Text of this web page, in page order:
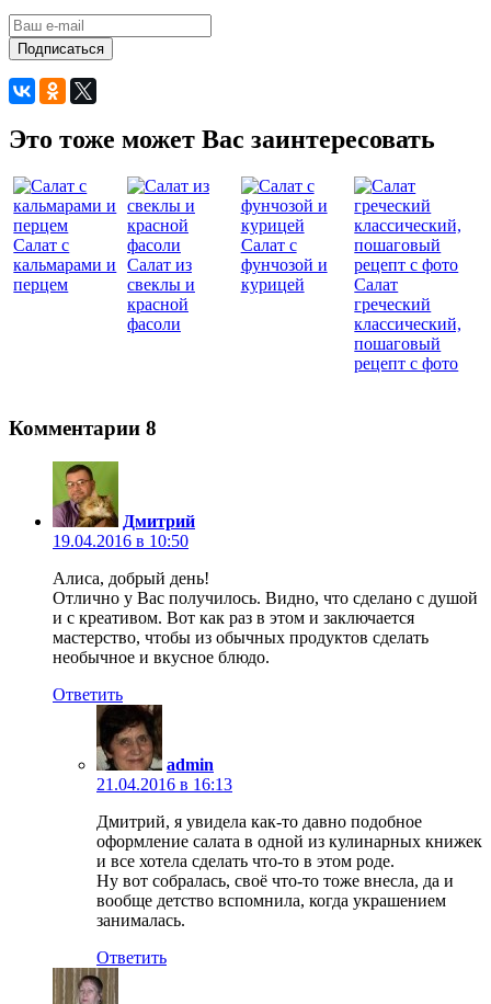
Подписаться
Это тоже может Вас заинтересовать
Салат с
кальмарами и
перцем
Салат из
свеклы и
красной
фасоли
Салат с
фунчозой и
курицей
Салат
греческий
классический,
пошаговый
рецепт с фото
Комментарии 8
Дмитрий
19.04.2016 в 10:50
Алиса, добрый день!
Отлично у Вас получилось. Видно, что сделано с душой
и с креативом. Вот как раз в этом и заключается
мастерство, чтобы из обычных продуктов сделать
необычное и вкусное блюдо.
Ответить
admin
21.04.2016 в 16:13
Дмитрий, я увидела как-то давно подобное
оформление салата в одной из кулинарных книжек
и все хотела сделать что-то в этом роде.
Ну вот собралась, своё что-то тоже внесла, да и
вообще детство вспомнила, когда украшением
занималась.
Ответить